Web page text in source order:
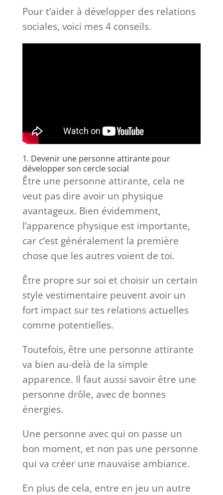
Pour t’aider à développer des relations
sociales, voici mes 4 conseils.
1. Devenir une personne attirante pour
développer son cercle social
Être une personne attirante, cela ne
veut pas dire avoir un physique
avantageux. Bien évidemment,
l’apparence physique est importante,
car c’est généralement la première
chose que les autres voient de toi.
Être propre sur soi et choisir un certain
style vestimentaire peuvent avoir un
fort impact sur tes relations actuelles
comme potentielles.
Toutefois, être une personne attirante
va bien au-delà de la simple
apparence. Il faut aussi savoir être une
personne drôle, avec de bonnes
énergies.
Une personne avec qui on passe un
bon moment, et non pas une personne
qui va créer une mauvaise ambiance.
En plus de cela, entre en jeu un autre